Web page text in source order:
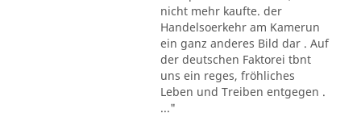
nicht mehr kaufte. der
Handelsoerkehr am Kamerun
ein ganz anderes Bild dar . Auf
der deutschen Faktorei tbnt
uns ein reges, fröhliches
Leben und Treiben entgegen .
..."